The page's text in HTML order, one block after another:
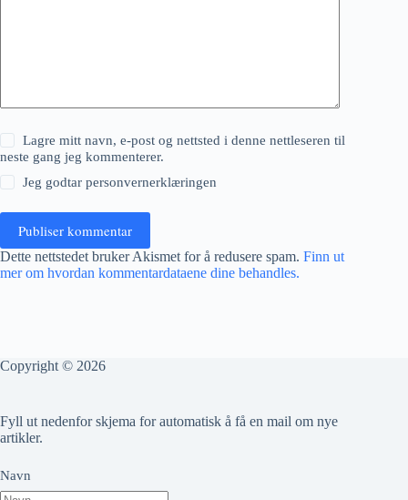
Lagre mitt navn, e-post og nettsted i denne nettleseren til
neste gang jeg kommenterer.
Jeg godtarpersonvernerklæringen
Publiser kommentar
Dette nettstedet bruker Akismet for å redusere spam. Finn ut
mer om hvordan kommentardataene dine behandles.
Copyright © 2026
Fyll ut nedenfor skjema for automatisk å få en mail om nye
artikler.
Navn